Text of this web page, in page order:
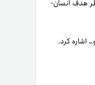
اکوترا با این هدف ایجاد شده است تا افراد بتوانند از‌طریق بلاکچین با آلودگی هوا مقابله کنند. این پروژه به‌خاطر هدف انسان‌­­
اشاره کرد.